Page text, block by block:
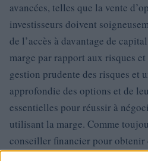
avancées, telles que la vente
investisseurs doivent
de l’accès à davantage de
marge par rapport aux risques
gestion prudente des risques et
approfondie des options et de
essentielles pour réussir à
utilisant la marge. Comme
conseiller financier pour obtenir